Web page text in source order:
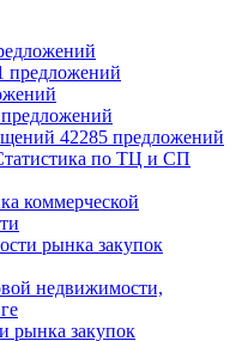
предложений
42285 предложений
по ТЦ и СП
коммерческой
рынка закупок
недвижимости,
рынка закупок